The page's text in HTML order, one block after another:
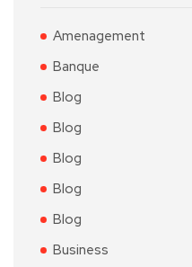
Amenagement
Banque
Blog
Blog
Blog
Blog
Blog
Business